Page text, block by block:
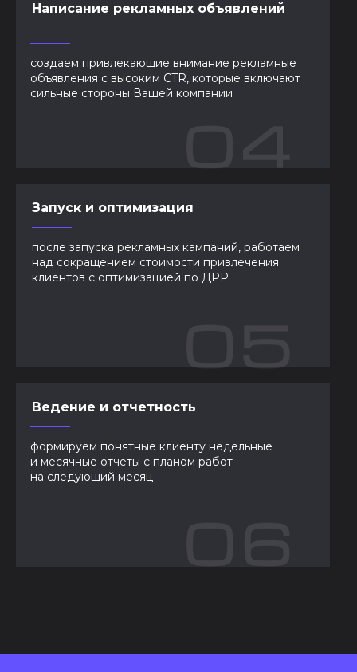
Запуск и оптимизация
после запуска рекламных кампаний, работаем
над сокращением стоимости привлечения
клиентов с оптимизацией по ДРР
Написание рекламных объявлений
создаем привлекающие внимание рекламные
объявления с высоким CTR, которые включают
сильные стороны Вашей компании
Ведение и отчетность
формируем понятные клиенту недельные
и месячные отчеты с планом работ
на следующий месяц